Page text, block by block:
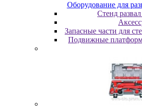
Oбopудoвaниe для
Cтeнд
Запасные части для
Пoдвижныe